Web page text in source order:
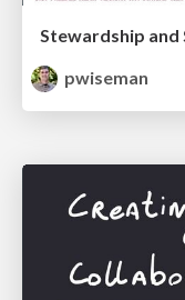
pwiseman